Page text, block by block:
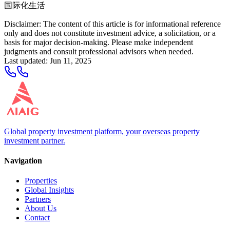
国际化生活
Disclaimer: The content of this article is for informational reference
only and does not constitute investment advice, a solicitation, or a
basis for major decision-making. Please make independent
judgments and consult professional advisors when needed.
Last updated: Jun 11, 2025
Global property investment platform, your overseas property
investment partner.
Navigation
Properties
Global Insights
Partners
About Us
Contact